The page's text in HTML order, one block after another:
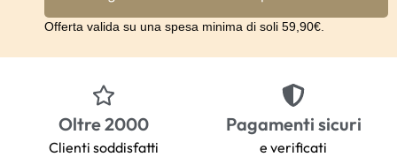
Offerta valida su una spesa minima di soli 59,90€.
Oltre 2000
Clienti soddisfatti
Pagamenti sicuri
e verificati